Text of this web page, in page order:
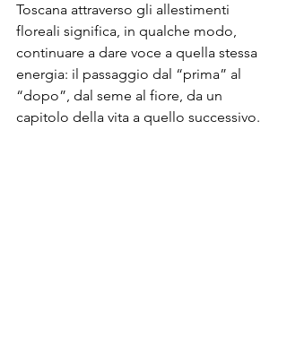
Toscana attraverso gli allestimenti
floreali significa, in qualche modo,
continuare a dare voce a quella stessa
energia: il passaggio dal “prima” al
“dopo”, dal seme al fiore, da un
capitolo della vita a quello successivo.